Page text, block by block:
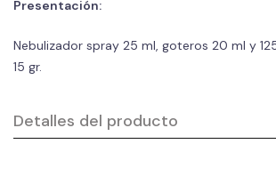
Presentación:
Nebulizador spray 25 ml, goteros 20 ml y
15 gr.
Detalles del producto